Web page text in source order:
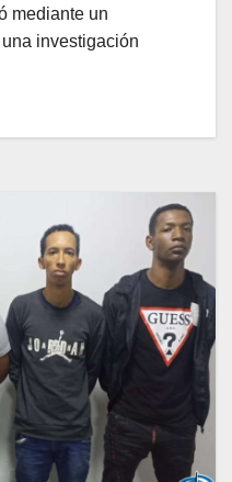
mediante un
investigación